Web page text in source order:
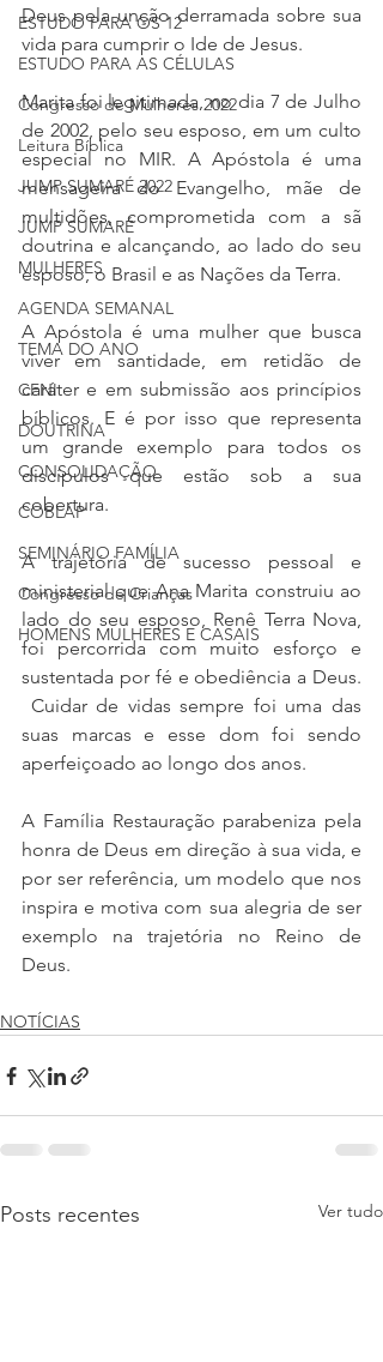
ESTUDO PARA OS 12
ESTUDO PARA AS CÉLULAS
Congresso de Mulheres 2022
Leitura Bíblica
JUMP SUMARÉ 2022
JUMP SUMARÉ
MULHERES
AGENDA SEMANAL
TEMA DO ANO
CFNI
DOUTRINA
CONSOLIDAÇÃO
COBLAP
SEMINÁRIO FAMÍLIA
Congresso de Crianças
HOMENS MULHERES E CASAIS
Deus pela unção derramada sobre sua
vida para cumprir o Ide de Jesus.
Marita foi legitimada, no dia 7 de Julho
de 2002, pelo seu esposo, em um culto
especial no MIR. A Apóstola é uma
mensageira do Evangelho, mãe de
multidões, comprometida com a sã
doutrina e alcançando, ao lado do seu
esposo, o Brasil e as Nações da Terra.
A Apóstola é uma mulher que busca
viver em santidade, em retidão de
caráter e em submissão aos princípios
bíblicos. E é por isso que representa
um grande exemplo para todos os
discípulos que estão sob a sua
cobertura.
A trajetória de sucesso pessoal e
ministerial que Ana Marita construiu ao
lado do seu esposo, Renê Terra Nova,
foi percorrida com muito esforço e
sustentada por fé e obediência a Deus.
Cuidar de vidas sempre foi uma das
suas marcas e esse dom foi sendo
aperfeiçoado ao longo dos anos.
A Família Restauração parabeniza pela
honra de Deus em direção à sua vida, e
por ser referência, um modelo que nos
inspira e motiva com sua alegria de ser
exemplo na trajetória no Reino de
Deus.
NOTÍCIAS
Posts recentes Ver tudo